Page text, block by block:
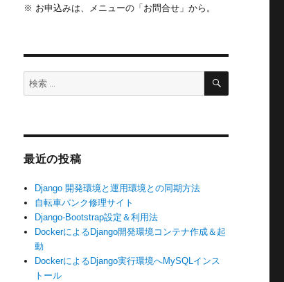
※ お申込みは、メニューの「お問合せ」から。
検
索:
検
最近の投稿
Django 開発環境と運用環境との同期方法
自転車パンク修理サイト
Django-Bootstrap設定＆利用法
DockerによるDjango開発環境コンテナ作成＆起
動
DockerによるDjango実行環境へMySQLインス
トール